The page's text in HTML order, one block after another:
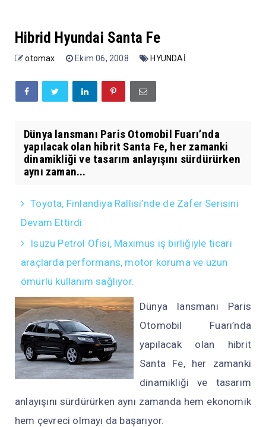
Hibrid Hyundai Santa Fe
otomax Ekim 06, 2008 HYUNDAİ
Dünya lansmanı Paris Otomobil Fuarı’nda
yapılacak olan hibrit Santa Fe, her zamanki
dinamikliği ve tasarım anlayışını sürdürürken
aynı zaman...
Toyota, Finlandiya Rallisi’nde de Zafer Serisini
Devam Ettirdi
Isuzu Petrol Ofisi, Maximus iş birliğiyle ticari
araçlarda performans, motor koruma ve uzun
ömürlü kullanım sağlıyor.
Dünya lansmanı Paris
Otomobil Fuarı’nda
yapılacak olan hibrit
Santa Fe, her zamanki
dinamikliği ve tasarım
anlayışını sürdürürken aynı zamanda hem ekonomik
hem çevreci olmayı da başarıyor.